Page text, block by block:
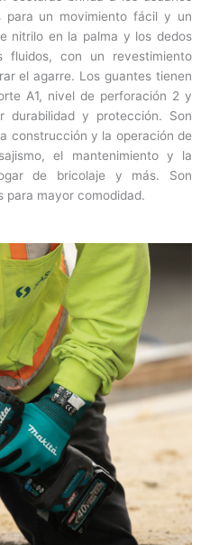
para un movimiento fácil y un
nitrilo en la palma y los dedos
con un revestimiento
el agarre. Los guantes tienen
A1, nivel de perforación 2 y
durabilidad y protección. Son
construcción y la operación de
el mantenimiento y la
de bricolaje y más. Son
para mayor comodidad.